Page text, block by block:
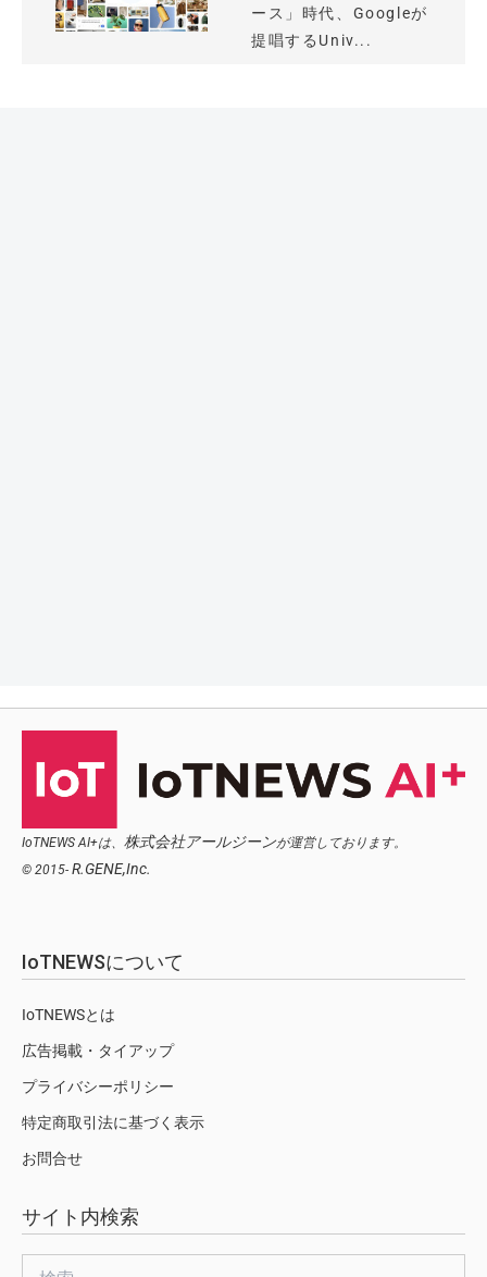
ース」時代、Googleが
提唱するUniv...
IoTNEWS AI+は、 株式会社アールジーンが運営しております。
© 2015- R.GENE,Inc.
IoTNEWSについて
IoTNEWSとは
広告掲載・タイアップ
プライバシーポリシー
特定商取引法に基づく表示
お問合せ
サイト内検索